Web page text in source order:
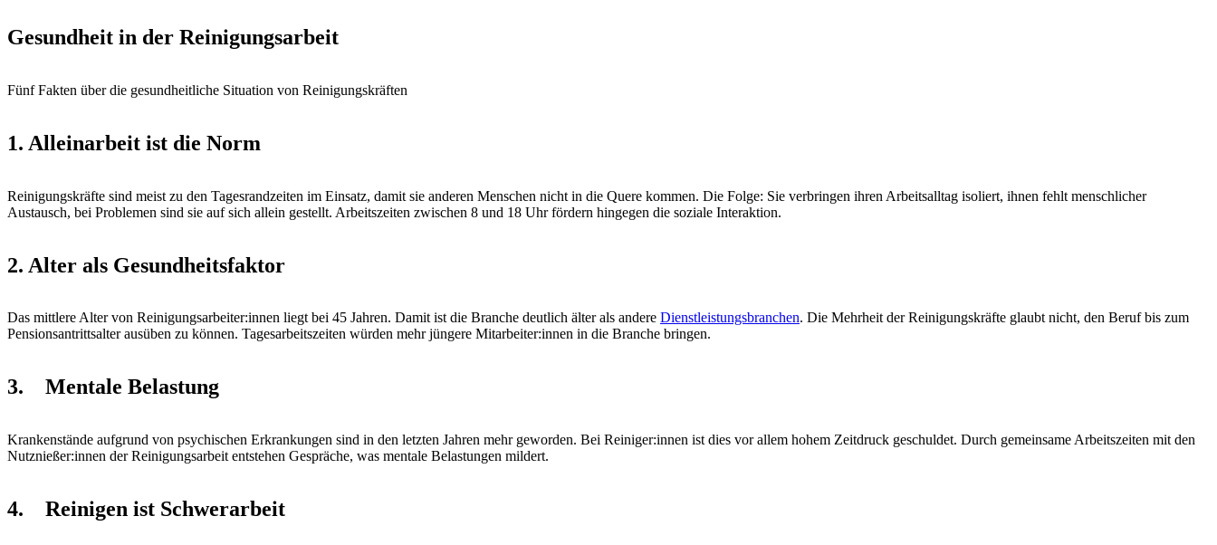
Gesundheit in der Reinigungsarbeit
Fünf Fakten über die gesundheitliche Situation von Reinigungskräften
1. Alleinarbeit ist die Norm
Reinigungskräfte sind meist zu den Tagesrandzeiten im Einsatz, damit sie anderen Menschen nicht in die Quere kommen. Die Folge: Sie verbringen ihren Arbeitsalltag isoliert, ihnen fehlt menschlicher
Austausch, bei Problemen sind sie auf sich allein gestellt. Arbeitszeiten zwischen 8 und 18 Uhr fördern hingegen die soziale Interaktion.
2. Alter als Gesundheitsfaktor
Das mittlere Alter von Reinigungsarbeiter:innen liegt bei 45 Jahren. Damit ist die Branche deutlich älter als andere Dienstleistungsbranchen. Die Mehrheit der Reinigungskräfte glaubt nicht, den Beruf bis zum
Pensionsantrittsalter ausüben zu können. Tagesarbeitszeiten würden mehr jüngere Mitarbeiter:innen in die Branche bringen.
3. Mentale Belastung
Krankenstände aufgrund von psychischen Erkrankungen sind in den letzten Jahren mehr geworden. Bei Reiniger:innen ist dies vor allem hohem Zeitdruck geschuldet. Durch gemeinsame Arbeitszeiten mit den
Nutznießer:innen der Reinigungsarbeit entstehen Gespräche, was mentale Belastungen mildert.
4. Reinigen ist Schwerarbeit